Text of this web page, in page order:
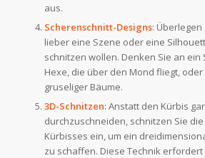
aus.
Scherenschnitt-Designs: Überlegen
lieber eine Szene oder eine
schnitzen wollen. Denken Sie an ein
Hexe, die über den Mond fliegt,
gruseliger Bäume.
3D-Schnitzen: Anstatt den Kürbis
durchzuschneiden, schnitzen Sie
Kürbisses ein, um ein
zu schaffen. Diese Technik